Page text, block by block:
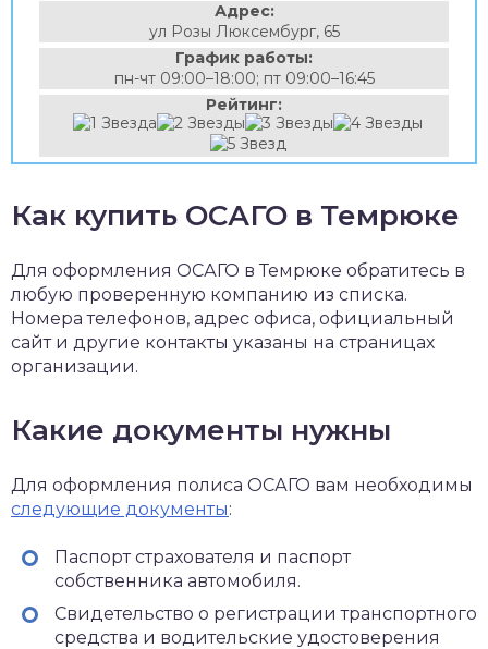
Адрес:
ул Розы Люксембург, 65
График работы:
пн-чт 09:00–18:00; пт 09:00–16:45
Рейтинг:
Как купить ОСАГО в Темрюке
Для оформления ОСАГО в Темрюке обратитесь в
любую проверенную компанию из списка.
Номера телефонов, адрес офиса, официальный
сайт и другие контакты указаны на страницах
организации.
Какие документы нужны
Для оформления полиса ОСАГО вам необходимы
следующие документы:
Паспорт страхователя и паспорт
собственника автомобиля.
Свидетельство о регистрации транспортного
средства и водительские удостоверения